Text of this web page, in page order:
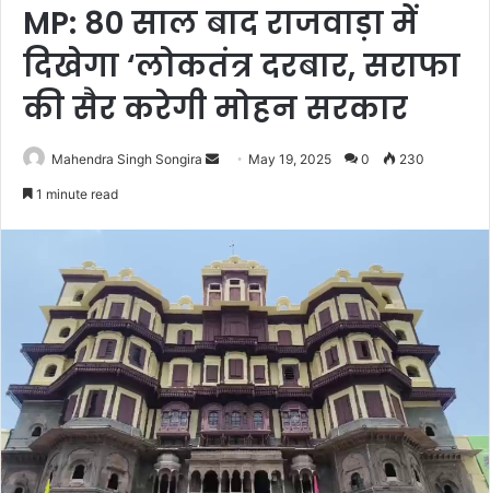
MP: 80 साल बाद राजवाड़ा में
दिखेगा ‘लोकतंत्र दरबार, सराफा
की सैर करेगी मोहन सरकार
Mahendra Singh Songira
Send May 19, 2025 0 230
1 minute read